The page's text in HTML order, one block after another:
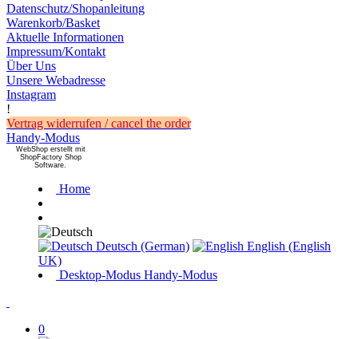
Datenschutz/Shopanleitung
Warenkorb/Basket
Aktuelle Informationen
Impressum/Kontakt
Über Uns
Unsere Webadresse
Instagram
!
Vertrag widerrufen / cancel the order
Handy-Modus
WebShop erstellt mit
ShopFactory Shop
Software.
Home
Deutsch (German)
English (English
UK)
Desktop-Modus Handy-Modus
0